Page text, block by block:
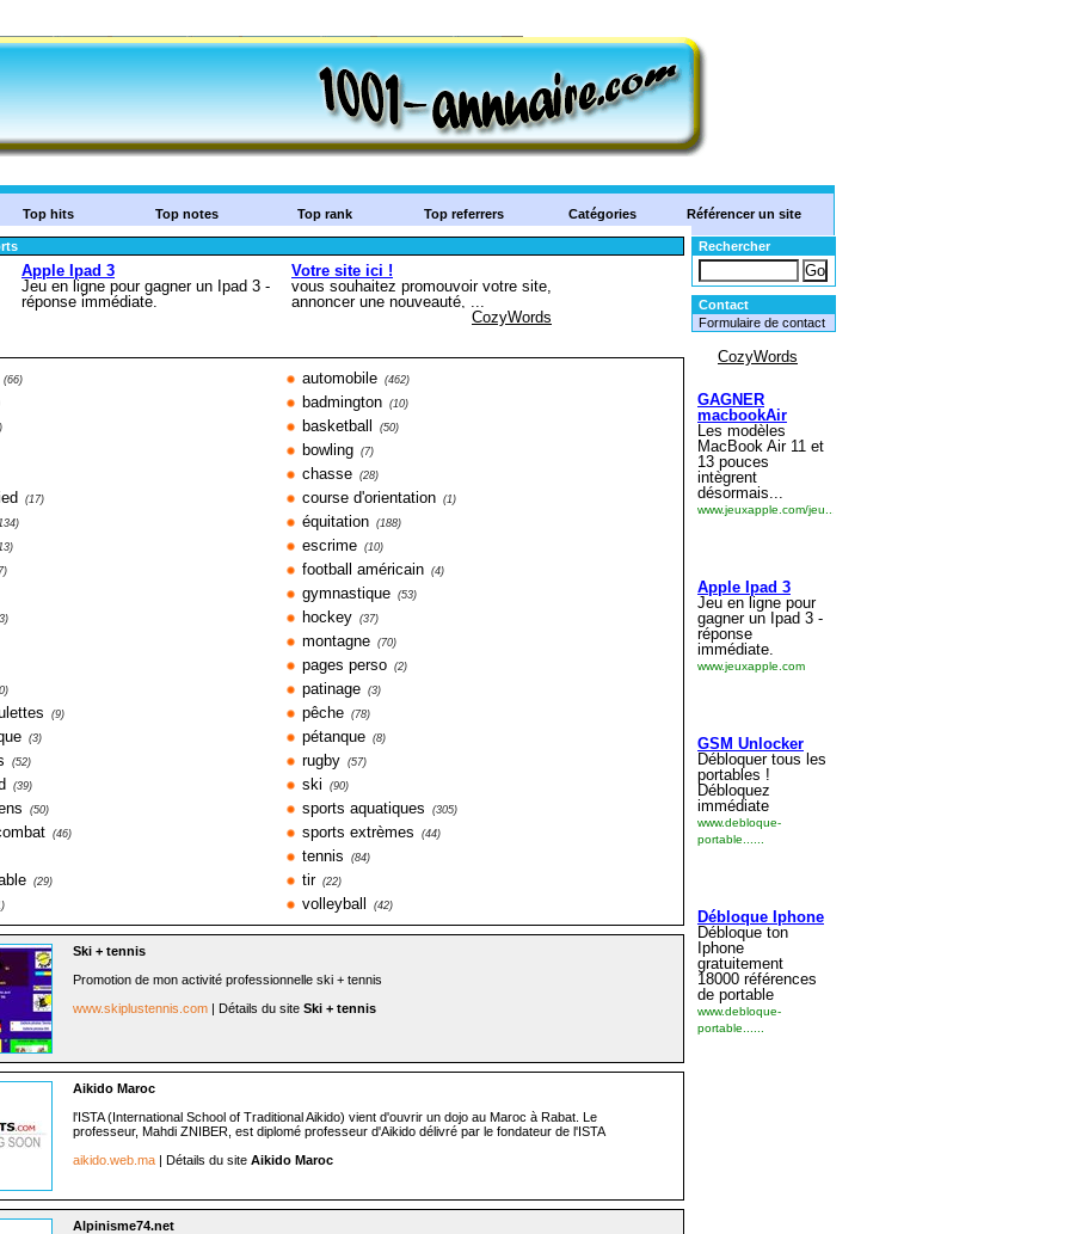
Top hits Top notes Top rank Top referrers Catégories Référencer un site
Rechercher
Contact
Formulaire de contact
(66)
(17)
(9)
(3)
(52)
(39)
(50)
(46)
(29)
automobile (462)
badmington (10)
basketball (50)
bowling (7)
chasse (28)
course d'orientation (1)
équitation (188)
escrime (10)
football américain (4)
gymnastique (53)
hockey (37)
montagne (70)
pages perso (2)
patinage (3)
pêche (78)
pétanque (8)
rugby (57)
ski (90)
sports aquatiques (305)
sports extrèmes (44)
tennis (84)
tir (22)
volleyball (42)
Ski + tennis
Promotion de mon activité professionnelle ski + tennis
www.skiplustennis.com | Détails du site Ski + tennis
Aikido Maroc
l'ISTA (International School of Traditional Aikido) vient d'ouvrir un dojo au Maroc à Rabat. Le
professeur, Mahdi ZNIBER, est diplomé professeur d'Aikido délivré par le fondateur de l'ISTA
aikido.web.ma | Détails du site Aikido Maroc
Alpinisme74.net